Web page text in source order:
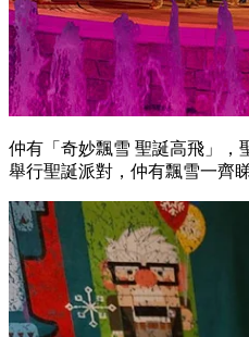
仲有「奇妙飄雪 聖誕高飛」，
舉行聖誕派對，仲有飄雪一齊睇